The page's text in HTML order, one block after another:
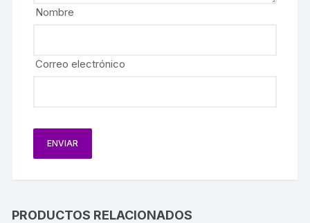
Nombre
Correo electrónico
PRODUCTOS RELACIONADOS